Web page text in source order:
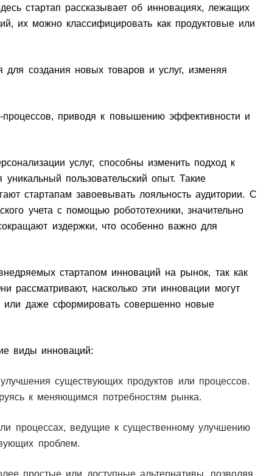
стартап рассказывает об инновациях, лежащих
их можно классифицировать как продуктовые или
создания новых товаров и услуг, изменяя
приводя к повышению эффективности и
услуг, способны изменить подход к
пользовательский опыт. Такие
стартапам завоевывать лояльность аудитории. С
учета с помощью робототехники, значительно
издержки, что особенно важно для
стартапом инноваций на рынок, так как
рассматривают, насколько эти инновации могут
или даже сформировать совершенно новые
виды инноваций:
существующих продуктов или процессов.
к меняющимся потребностям рынка.
процессах, ведущие к существенному улучшению
проблем.
простые или доступные альтернативы, позволяя